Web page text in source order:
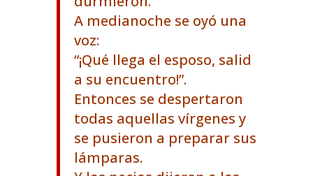
A medianoche se oyó una
voz:
“¡Qué llega el esposo, salid
a su encuentro!”.
Entonces se despertaron
todas aquellas vírgenes y
se pusieron a preparar sus
lámparas.